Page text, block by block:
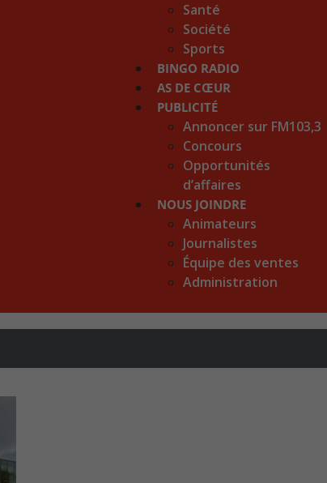
Santé
Société
Sports
BINGO RADIO
AS DE CŒUR
PUBLICITÉ
Annoncer sur FM103,3
Concours
Opportunités
d’affaires
NOUS JOINDRE
Animateurs
Journalistes
Équipe des ventes
Administration